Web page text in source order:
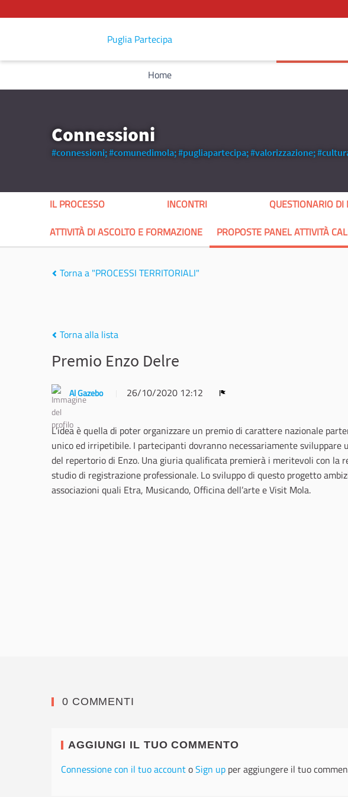
Puglia Partecipa
Home
Connessioni
#connessioni;#comunedimola;#pugliapartecipa;#valorizzazione;
IL PROCESSO INCONTRI QUESTIONARIO
ATTIVITÀ DI ASCOLTO E FORMAZIONE
PROPOSTE PANEL ATTIVITÀ
Torna a "PROCESSI TERRITORIALI"
Torna alla lista
Premio Enzo Delre
Al Gazebo 26/10/2020 12:12
L’idea è quella di poter organizzare un premio di carattere nazionale
unico ed irripetibile. I partecipanti dovranno necessariamente
del repertorio di Enzo. Una giuria qualificata premierà i meritevoli con la
studio di registrazione professionale. Lo sviluppo di questo progetto
associazioni quali Etra, Musicando, Officina dell’arte e Visit Mola.
0 COMMENTI
AGGIUNGI IL TUO COMMENTO
Connessione con il tuo accountoSign up per aggiungere il tuo